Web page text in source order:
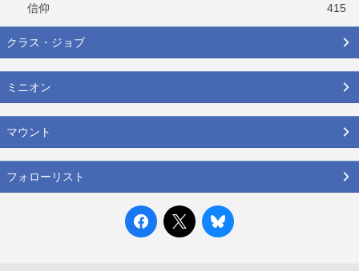
信仰
415
クラス・ジョブ
ミニオン
マウント
フォローリスト